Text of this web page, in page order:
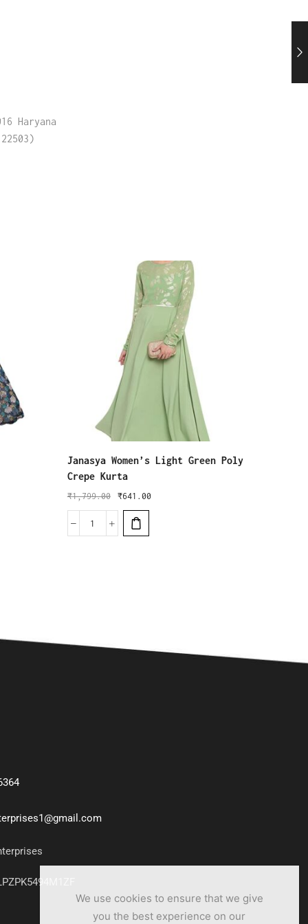
Haryana
Janasya Women’s Light Green Poly
Crepe Kurta
₹1,799.00 ₹641.00
We use cookies to ensure that we give
you the best experience on our